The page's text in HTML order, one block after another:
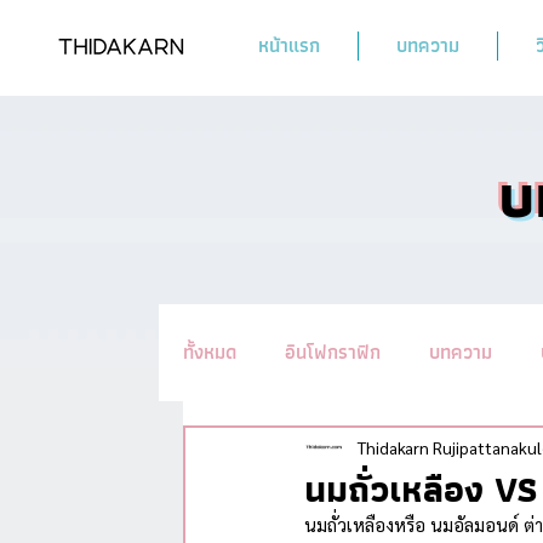
หน้าแรก บทความ
ทั้งหมด อินโฟกราฟิก บทความ
รวมทิปชะลอวัย #อ่านแล้วYoung
นมถั่วเหลือง
Thidakarn Rujipattanakul
นมถั่วเหลืองหรือ นมอัลมอนด์ ต่